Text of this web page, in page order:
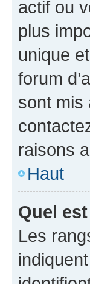
actif ou
plus
unique
forum
sont mis
raisons
Haut
Quel
Les